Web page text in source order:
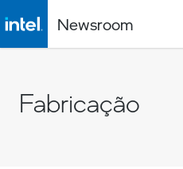
Newsroom
Fabricação